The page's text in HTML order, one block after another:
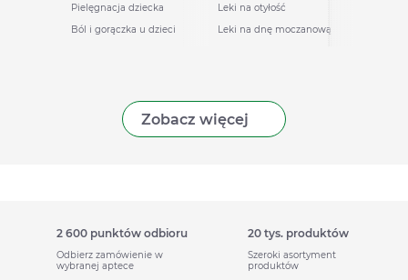
Pielęgnacja dziecka
Ból i gorączka u dzieci
Leki na otyłość
Leki na dnę moczanową
Zobacz więcej
2 600 punktów odbioru
Odbierz zamówienie w
wybranej aptece
20 tys. produktów
Szeroki asortyment
produktów